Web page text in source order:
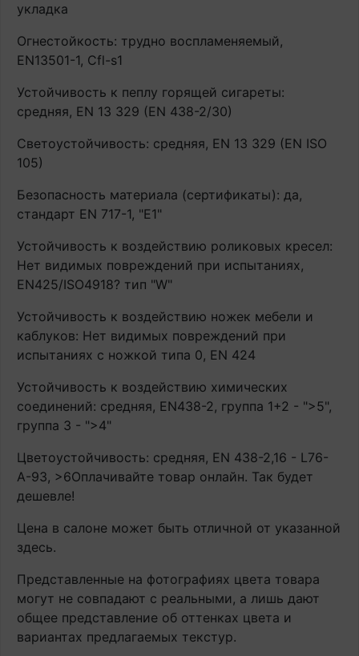
укладка
Огнестойкость: трудно воспламеняемый,
EN13501-1, Cfl-s1
Устойчивость к пеплу горящей сигареты:
средняя, EN 13 329 (EN 438-2/30)
Светоустойчивость: средняя, EN 13 329 (EN ISO
105)
Безопасность материала (сертификаты): да,
стандарт EN 717-1, "E1"
Устойчивость к воздействию роликовых кресел:
Нет видимых повреждений при испытаниях,
EN425/ISO4918? тип "W"
Устойчивость к воздействию ножек мебели и
каблуков: Нет видимых повреждений при
испытаниях с ножкой типа 0, EN 424
Устойчивость к воздействию химических
соединений: средняя, EN438-2, группа 1+2 - ">5",
группа 3 - ">4"
Цветоустойчивость: средняя, EN 438-2,16 - L76-
A-93, >6Оплачивайте товар онлайн. Так будет
дешевле!
Цена в салоне может быть отличной от указанной
здесь.
Представленные на фотографиях цвета товара
могут не совпадают с реальными, а лишь дают
общее представление об оттенках цвета и
вариантах предлагаемых текстур.